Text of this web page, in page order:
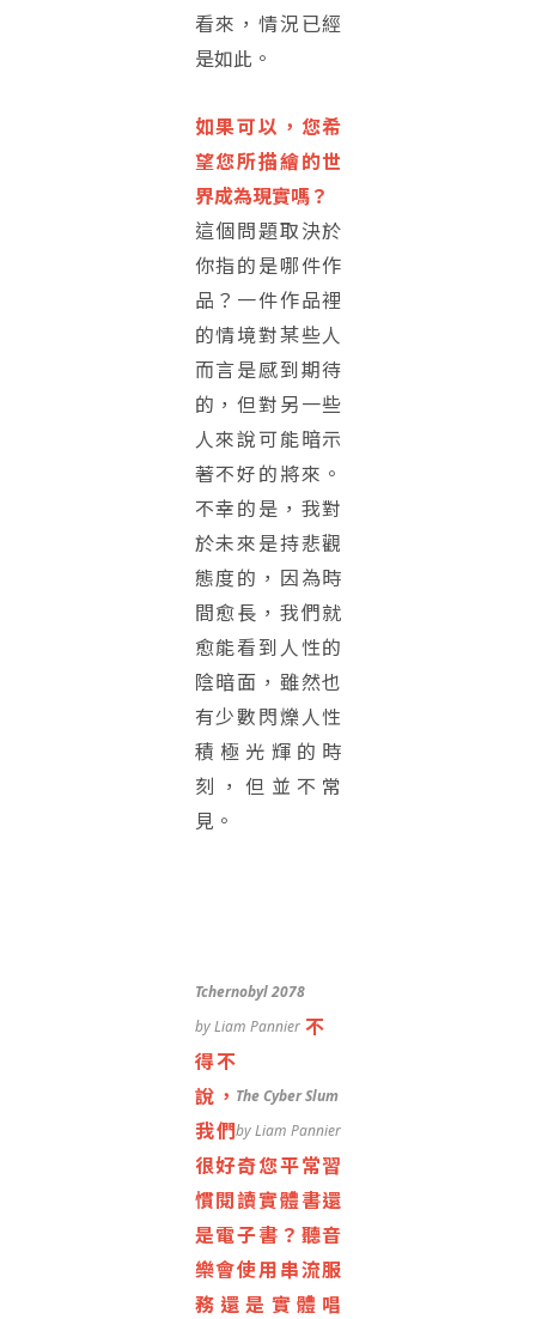
看來，情況已經
是如此。
如果可以，您希
望您所描繪的世
界成為現實嗎？
這個問題取決於
你指的是哪件作
品？一件作品裡
的情境對某些人
而言是感到期待
的，但對另一些
人來說可能暗示
著不好的將來。
不幸的是，我對
於未來是持悲觀
態度的，因為時
間愈長，我們就
愈能看到人性的
陰暗面，雖然也
有少數閃爍人性
積極光輝的時
刻，但並不常
見。
Tchernobyl 2078
by Liam Pannier
The Cyber Slum
by Liam Pannier
不
得不
說，
我們
很好奇您平常習
慣閱讀實體書還
是電子書？聽音
樂會使用串流服
務還是實體唱